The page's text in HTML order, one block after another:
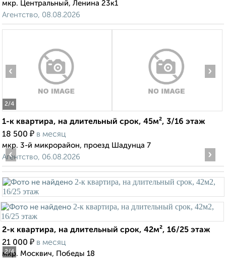
мкр. Центральный, Ленина 23к1
Агентство, 08.08.2026
2/4
‹ ›
1-к квартира, на длительный срок, 45м², 3/16 этаж
18 500 ₽ в месяц
мкр. 3-й микрорайон, проезд Шадунца 7
Агентство, 06.08.2026
2/4
‹ ›
2-к квартира, на длительный срок, 42м², 16/25 этаж
21 000 ₽ в месяц
мкр. Москвич, Победы 18